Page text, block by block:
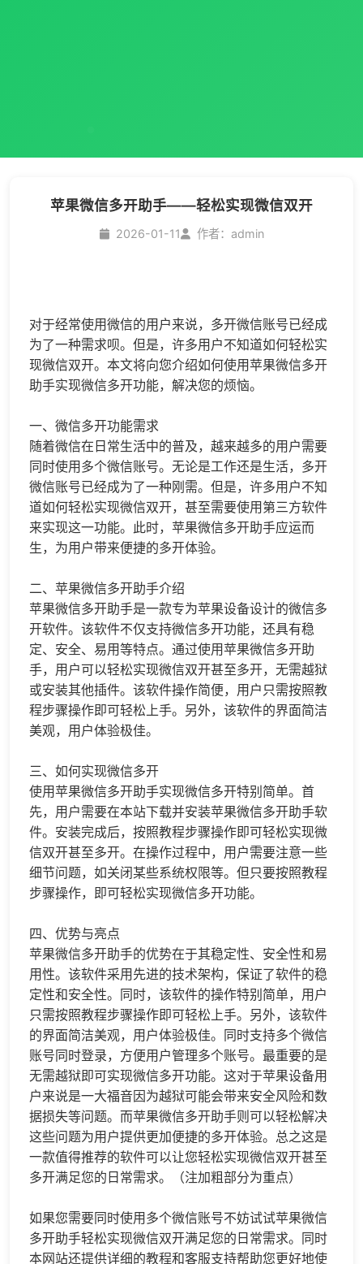
苹果微信多开助手——轻松实现微信双开
2026-01-11 作者：admin
对于经常使用微信的用户来说，多开微信账号已经成
为了一种需求呗。但是，许多用户不知道如何轻松实
现微信双开。本文将向您介绍如何使用苹果微信多开
助手实现微信多开功能，解决您的烦恼。
一、微信多开功能需求
随着微信在日常生活中的普及，越来越多的用户需要
同时使用多个微信账号。无论是工作还是生活，多开
微信账号已经成为了一种刚需。但是，许多用户不知
道如何轻松实现微信双开，甚至需要使用第三方软件
来实现这一功能。此时，苹果微信多开助手应运而
生，为用户带来便捷的多开体验。
二、苹果微信多开助手介绍
苹果微信多开助手是一款专为苹果设备设计的微信多
开软件。该软件不仅支持微信多开功能，还具有稳
定、安全、易用等特点。通过使用苹果微信多开助
手，用户可以轻松实现微信双开甚至多开，无需越狱
或安装其他插件。该软件操作简便，用户只需按照教
程步骤操作即可轻松上手。另外，该软件的界面简洁
美观，用户体验极佳。
三、如何实现微信多开
使用苹果微信多开助手实现微信多开特别简单。首
先，用户需要在本站下载并安装苹果微信多开助手软
件。安装完成后，按照教程步骤操作即可轻松实现微
信双开甚至多开。在操作过程中，用户需要注意一些
细节问题，如关闭某些系统权限等。但只要按照教程
步骤操作，即可轻松实现微信多开功能。
四、优势与亮点
苹果微信多开助手的优势在于其稳定性、安全性和易
用性。该软件采用先进的技术架构，保证了软件的稳
定性和安全性。同时，该软件的操作特别简单，用户
只需按照教程步骤操作即可轻松上手。另外，该软件
的界面简洁美观，用户体验极佳。同时支持多个微信
账号同时登录，方便用户管理多个账号。最重要的是
无需越狱即可实现微信多开功能。这对于苹果设备用
户来说是一大福音因为越狱可能会带来安全风险和数
据损失等问题。而苹果微信多开助手则可以轻松解决
这些问题为用户提供更加便捷的多开体验。总之这是
一款值得推荐的软件可以让您轻松实现微信双开甚至
多开满足您的日常需求。​​​​​​​​​​​​​​​​​​​​​​​​​​​​​​​​​​​​​​​​​​​​​​​​​​​​​​​​​​​​​​​​​​​​​​​​​​​​​​​​​​​​​​​​​​​（注加粗部分为重点）
如果您需要同时使用多个微信账号不妨试试苹果微信
多开助手轻松实现微信双开满足您的日常需求。同时
本网站还提供详细的教程和客服支持帮助您更好地使